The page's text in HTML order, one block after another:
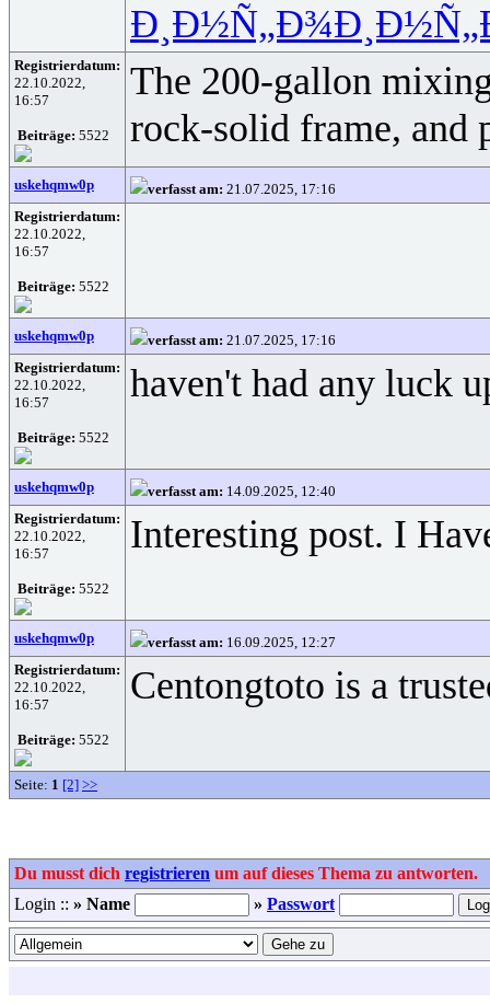
Ð¸Ð½Ñ„Ð¾
Registrierdatum:
22.10.2022,
16:57
Beiträge: 5522
The 200-gallon
rock-solid frame, and
uskehqmw0p verfasst am: 21.07.2025, 17:16
Registrierdatum:
22.10.2022,
16:57
Beiträge: 5522
uskehqmw0p verfasst am: 21.07.2025, 17:16
Registrierdatum:
22.10.2022,
16:57
Beiträge: 5522
haven't had any luck
uskehqmw0p verfasst am: 14.09.2025, 12:40
Registrierdatum:
22.10.2022,
16:57
Beiträge: 5522
Interesting post. I
uskehqmw0p verfasst am: 16.09.2025, 12:27
Registrierdatum:
22.10.2022,
16:57
Beiträge: 5522
Centongtoto is a
Seite: 1 [2] >>
Du musst dich registrieren um auf dieses Thema zu antworten.
Login :: » Name » Passwort